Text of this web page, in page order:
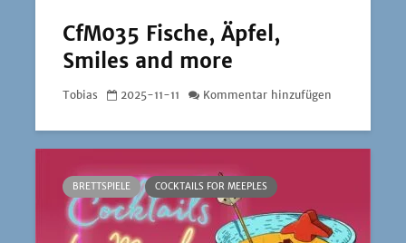
CfM035 Fische, Äpfel,
Smiles and more
Tobias 2025-11-11 Kommentar hinzufügen
BRETTSPIELE COCKTAILS FOR MEEPLES